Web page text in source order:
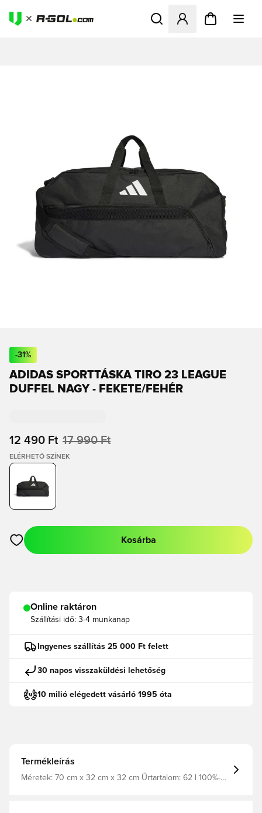
Megnyit egy modált a
-31%
ADIDAS SPORTTÁSKA TIRO 23 LEAGUE
DUFFEL NAGY - FEKETE/FEHÉR
12 490 Ft 17 990 Ft
ELÉRHETŐ SZÍNEK
Megnyit egy modált a bejelentkezéshez vagy a tagként való
Kosárba
Online raktáron
Szállítási idő: 3-4 munkanap
Ingyenes szállítás 25 000 Ft felett
30 napos visszaküldési lehetőség
10 milió elégedett vásárló 1995 óta
Termékleírás
Méretek: 70 cm x 32 cm x 32 cm Űrtartalom: 62 l 100%-